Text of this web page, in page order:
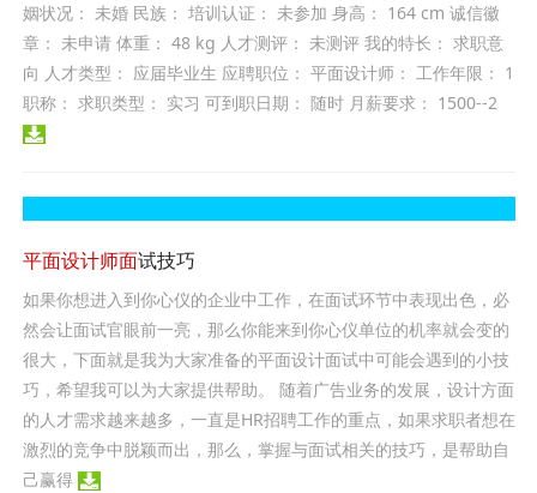
姻状况： 未婚 民族： 培训认证： 未参加 身高： 164 cm 诚信徽
章： 未申请 体重： 48 kg 人才测评： 未测评 我的特长： 求职意
向 人才类型： 应届毕业生 应聘职位： 平面设计师： 工作年限： 1
职称： 求职类型： 实习 可到职日期： 随时 月薪要求： 1500--2
平面设计师面试技巧
如果你想进入到你心仪的企业中工作，在面试环节中表现出色，必
然会让面试官眼前一亮，那么你能来到你心仪单位的机率就会变的
很大，下面就是我为大家准备的平面设计面试中可能会遇到的小技
巧，希望我可以为大家提供帮助。 随着广告业务的发展，设计方面
的人才需求越来越多，一直是HR招聘工作的重点，如果求职者想在
激烈的竞争中脱颖而出，那么，掌握与面试相关的技巧，是帮助自
己赢得